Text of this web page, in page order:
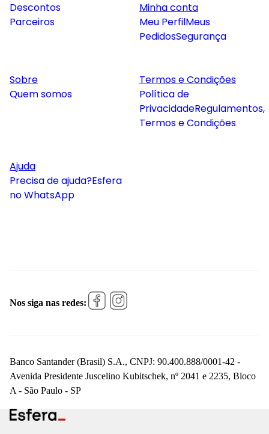
Descontos
Parceiros
Minha conta
Meu PerfilMeus
PedidosSegurança
Sobre
Quem somos
Termos e Condições
Política de
PrivacidadeRegulamentos,
Termos e Condições
Ajuda
Precisa de ajuda?Esfera
no WhatsApp
Nos siga nas redes:
Banco Santander (Brasil) S.A., CNPJ: 90.400.888/0001-42 -
Avenida Presidente Juscelino Kubitschek, nº 2041 e 2235, Bloco
A - São Paulo - SP